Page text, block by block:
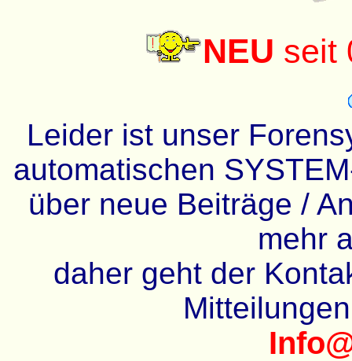
NEU seit
Leider ist unser
automatischen
über neue Beiträge /
mehr
daher geht der